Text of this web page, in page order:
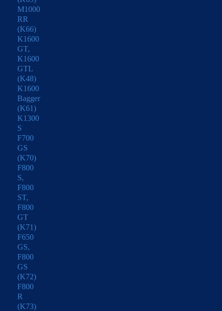
M1000
RR
(K66)
K1600
GT,
K1600
GTL
(K48)
K1600
Bagger
(K61)
K1300
S
F700
GS
(K70)
F800
S,
F800
ST,
F800
GT
(K71)
F650
GS,
F800
GS
(K72)
F800
R
(K73)